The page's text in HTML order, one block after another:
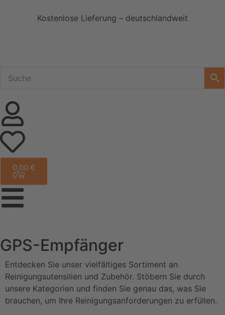
Kostenlose Lieferung – deutschlandweit
0,00 €
0
GPS-Empfänger
Entdecken Sie unser vielfältiges Sortiment an
Reinigungsutensilien und Zubehör. Stöbern Sie durch
unsere Kategorien und finden Sie genau das, was Sie
brauchen, um Ihre Reinigungsanforderungen zu erfüllen.